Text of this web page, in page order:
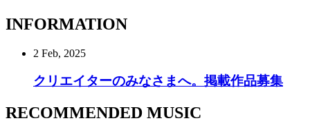
INFORMATION
2 Feb, 2025
クリエイターのみなさまへ。掲載作品募集
RECOMMENDED MUSIC